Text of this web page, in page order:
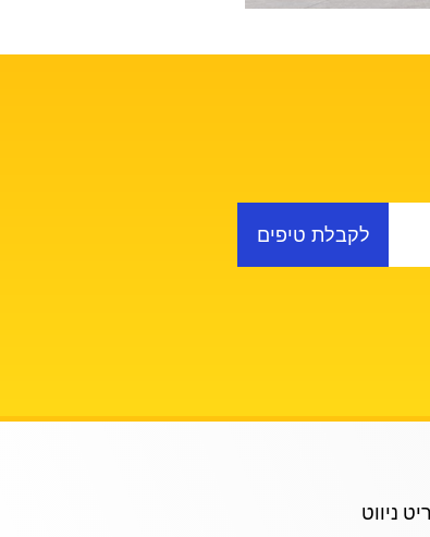
לקבלת טיפים
ניווט